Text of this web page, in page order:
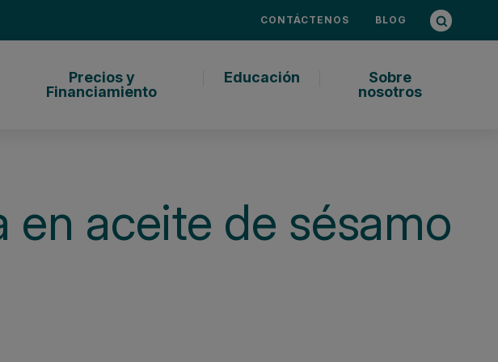
CONTÁCTENOS BLOG Consulta
Abrir
Precios y
Financiamiento
Educación
Sobre
nosotros
en aceite de sésamo